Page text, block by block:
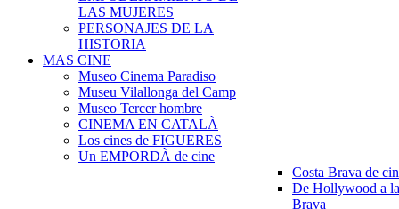
LAS MUJERES
PERSONAJES DE LA
HISTORIA
MAS CINE
Museo Cinema Paradiso
Museu Vilallonga del Camp
Museo Tercer hombre
CINEMA EN CATALÀ
Los cines de FIGUERES
Un EMPORDÀ de cine
Costa Brava de
De Hollywood a
Brava